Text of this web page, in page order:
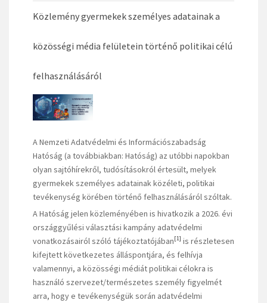
Közlemény gyermekek személyes adatainak a
közösségi média felületein történő politikai célú
felhasználásáról
A Nemzeti Adatvédelmi és Információszabadság
Hatóság (a továbbiakban: Hatóság) az utóbbi napokban
olyan sajtóhírekről, tudósításokról értesült, melyek
gyermekek személyes adatainak közéleti, politikai
tevékenység körében történő felhasználásáról szóltak.
A Hatóság jelen közleményében is hivatkozik a 2026. évi
országgyűlési választási kampány adatvédelmi
vonatkozásairól szóló tájékoztatójában[1] is részletesen
kifejtett következetes álláspontjára, és felhívja
valamennyi, a közösségi médiát politikai célokra is
használó szervezet/természetes személy figyelmét
arra, hogy e tevékenységük során adatvédelmi